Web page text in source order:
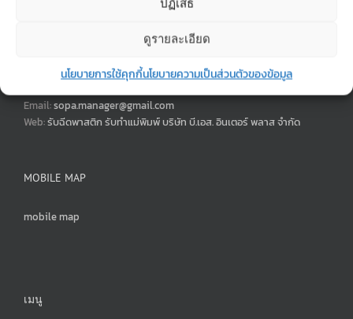
ปฏิเสธ
ดูรายละเอียด
นโยบายการใช้คุกกี้นโยบายความเป็นส่วนตัวของข้อมูล
0890715999 | 0623650556
Email:sopa.manager@gmail.com
Web:รับฉีดพาสติก รับทำแม่พิมพ์ บริษัท บี.เอส. อินเตอร์ พลาส จำกัด
MOBILE MAP
mobile map
เมนู